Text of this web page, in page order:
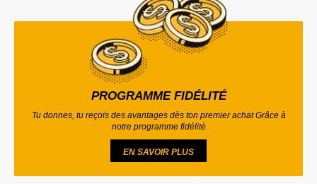
PROGRAMME FIDÉLITÉ
Tu donnes, tu reçois des avantages dès ton premier achat Grâce à
notre programme fidélité
EN SAVOIR PLUS